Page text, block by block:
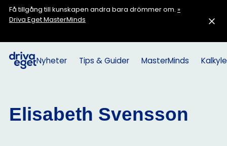
Få tillgång till kunskapen andra bara drömmer om. »
Driva Eget MasterMinds
Nyheter Tips & Guider MasterMinds
Elisabeth Svensson